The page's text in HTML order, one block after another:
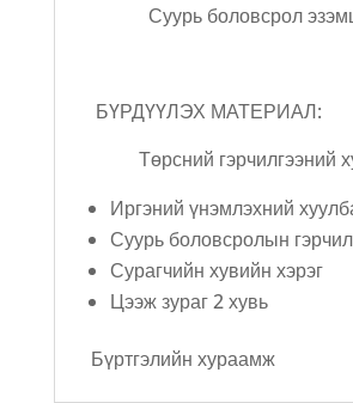
Суурь боловсрол
БҮРДҮҮЛЭХ МАТЕРИАЛ:
Төрсний гэрчилгээний
Иргэний үнэмлэхний
Суурь боловсролын
Сурагчийн хувийн хэрэг
Цээж зураг 2 хувь
Бүртгэлийн хураамж